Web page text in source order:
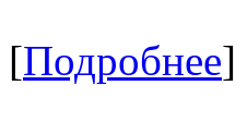
[Подробнее]